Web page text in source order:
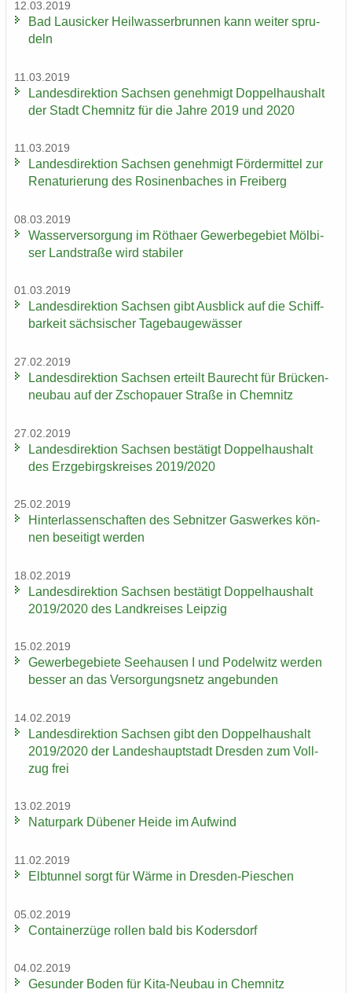
12.03.2019
Bad Lau­si­cker Heil­was­ser­brun­nen kann wei­ter spru­
deln
11.03.2019
Lan­des­di­rek­ti­on Sach­sen ge­neh­migt Dop­pel­haus­halt
der Stadt Chem­nitz für die Jahre 2019 und 2020
11.03.2019
Lan­des­di­rek­ti­on Sach­sen ge­neh­migt För­der­mit­tel zur
Re­na­tu­rie­rung des Ro­si­nen­ba­ches in Frei­berg
08.03.2019
Was­ser­ver­sor­gung im Rö­tha­er Ge­wer­be­ge­biet Möl­bi­
ser Land­stra­ße wird sta­bi­ler
01.03.2019
Lan­des­di­rek­ti­on Sach­sen gibt Aus­blick auf die Schiff­
bar­keit säch­si­scher Ta­ge­bau­ge­wäs­ser
27.02.2019
Lan­des­di­rek­ti­on Sach­sen er­teilt Bau­recht für Brü­cken­
neu­bau auf der Zscho­pau­er Stra­ße in Chem­nitz
27.02.2019
Lan­des­di­rek­ti­on Sach­sen be­stä­tigt Dop­pel­haus­halt
des Erz­ge­birgs­krei­ses 2019/2020
25.02.2019
Hin­ter­las­sen­schaf­ten des Seb­nit­zer Gas­wer­kes kön­
nen be­sei­tigt wer­den
18.02.2019
Lan­des­di­rek­ti­on Sach­sen be­stä­tigt Dop­pel­haus­halt
2019/2020 des Land­krei­ses Leip­zig
15.02.2019
Ge­wer­be­ge­bie­te See­hau­sen I und Po­del­witz wer­den
bes­ser an das Ver­sor­gungs­netz an­ge­bun­den
14.02.2019
Lan­des­di­rek­ti­on Sach­sen gibt den Dop­pel­haus­halt
2019/2020 der Lan­des­haupt­stadt Dres­den zum Voll­
zug frei
13.02.2019
Na­tur­park Dü­be­ner Heide im Auf­wind
11.02.2019
Elb­tun­nel sorgt für Wärme in Dresden-​Pieschen
05.02.2019
Con­tai­ner­zü­ge rol­len bald bis Ko­ders­dorf
04.02.2019
Ge­sun­der Boden für Kita-​Neubau in Chem­nitz